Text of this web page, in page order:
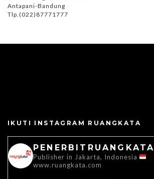
Antapani-Bandung
Tlp.(022)87771777
IKUTI INSTAGRAM RUANGKATA
PENERBITRUANGKATA
Publisher in Jakarta, Indonesia
www.ruangkata.com